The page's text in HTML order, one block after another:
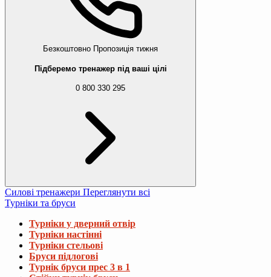
Безкоштовно Пропозиція тижня
Підберемо тренажер під ваші цілі
0 800 330 295
Силові тренажери Переглянути всі
Турніки та бруси
Турніки у дверний отвір
Турніки настінні
Турніки стельові
Бруси підлогові
Турнік бруси прес 3 в 1